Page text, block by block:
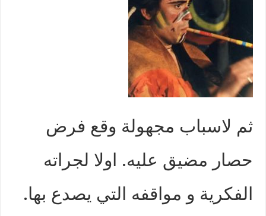
ثم لاسباب مجهولة وقع فرض
حصار مضيق عليه. اولا لجراته
الفكرية و مواقفه التي يصدع بها.